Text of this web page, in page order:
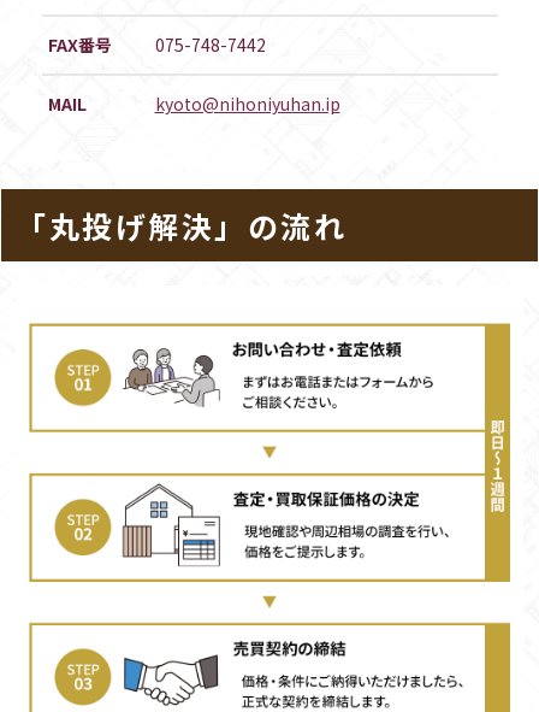
FAX番号 075-748-7442
MAIL kyoto@nihoniyuhan.ip
「丸投げ解決」の流れ